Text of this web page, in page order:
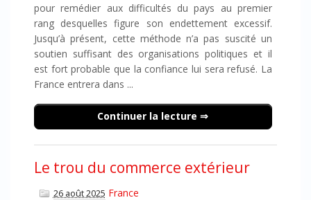
pour remédier aux difficultés du pays au premier
rang desquelles figure son endettement excessif.
Jusqu’à présent, cette méthode n’a pas suscité un
soutien suffisant des organisations politiques et il
est fort probable que la confiance lui sera refusé. La
France entrera dans ...
Continuer la lecture
Le trou du commerce extérieur
26 août 2025 France